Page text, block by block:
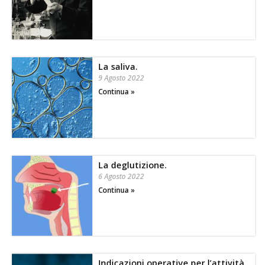
La saliva.
9 Agosto 2022
Continua »
La deglutizione.
6 Agosto 2022
Continua »